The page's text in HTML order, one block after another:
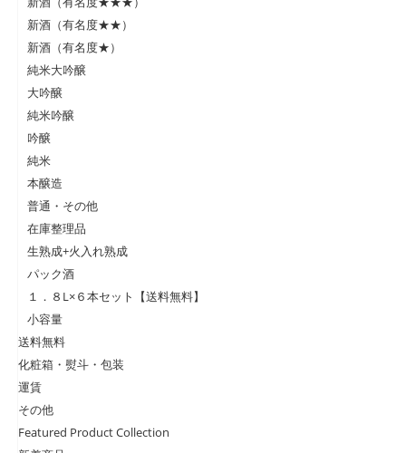
新酒（有名度★★）
新酒（有名度★）
純米大吟醸
大吟醸
純米吟醸
吟醸
純米
本醸造
普通・その他
在庫整理品
生熟成+火入れ熟成
パック酒
１．８L×６本セット【送料無料】
小容量
送料無料
化粧箱・熨斗・包装
運賃
その他
Featured Product Collection